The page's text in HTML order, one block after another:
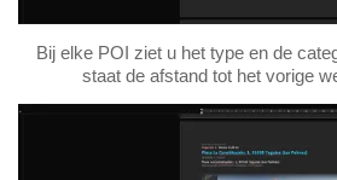
Bij elke POI ziet u het type en de
staat de afstand tot het vorige